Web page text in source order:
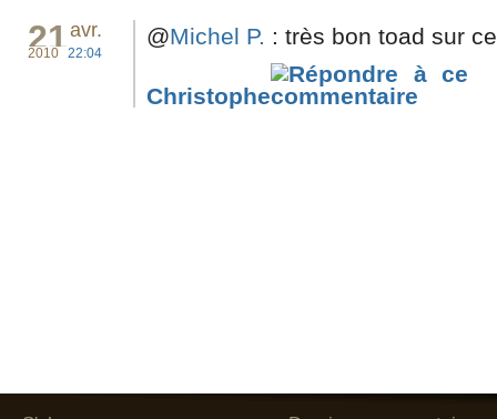
21avr.
2010 22:04
@Michel P. : très bon toad sur
Christophe